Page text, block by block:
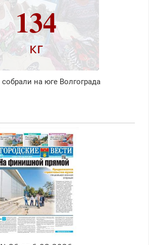
134
кг
на юге Волгограда